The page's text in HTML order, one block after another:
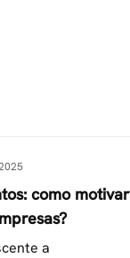
como motivar
a